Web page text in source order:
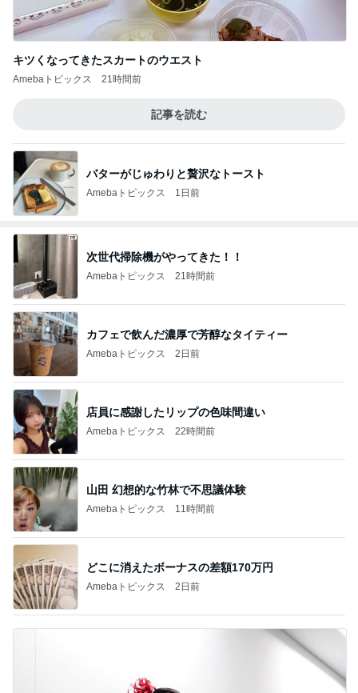
キツくなってきたスカートのウエスト
Amebaトピックス 21時間前
記事を読む
バターがじゅわりと贅沢なトースト
Amebaトピックス 1日前
次世代掃除機がやってきた！！
Amebaトピックス 21時間前
カフェで飲んだ濃厚で芳醇なタイティー
Amebaトピックス 2日前
店員に感謝したリップの色味間違い
Amebaトピックス 22時間前
山田 幻想的な竹林で不思議体験
Amebaトピックス 11時間前
どこに消えたボーナスの差額170万円
Amebaトピックス 2日前